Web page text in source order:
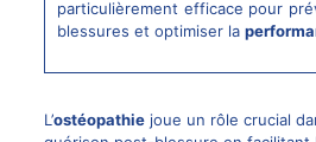
particulièrement efficace pour
blessures et optimiser la
L’ostéopathiejoue un rôle crucial